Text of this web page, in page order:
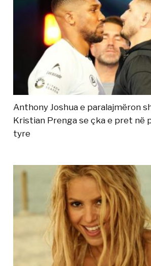
Anthony Joshua e paralajmëron
Kristian Prenga se çka e pret në
tyre